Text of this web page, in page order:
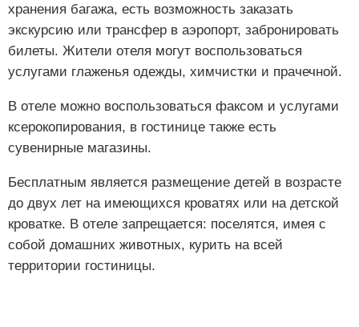
хранения багажа, есть возможность заказать
экскурсию или трансфер в аэропорт, забронировать
билеты. Жители отеля могут воспользоваться
услугами глаженья одежды, химчистки и прачечной.
В отеле можно воспользоваться факсом и услугами
ксерокопирования, в гостинице также есть
сувенирные магазины.
Бесплатным является размещение детей в возрасте
до двух лет на имеющихся кроватях или на детской
кроватке. В отеле запрещается: поселятся, имея с
собой домашних животных, курить на всей
территории гостиницы.